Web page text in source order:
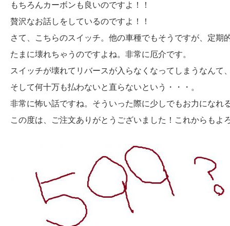
もちろんカーボンも良いのですよ！！
贅沢なお話しをしているのですよ！！
さて、こちらのスイッチ。他の車種でもそうですが、定期
たまに壊れちゃうのですよね。非常に厄介です。
スイッチが壊れてリバースが入らなくなってしまうなんて
そして何十万も払わないと直らないという・・・。
非常に怖い話ですね。そういった際に少しでもお力になれ
この度は、ご注文ありがとうございました！これからもよ